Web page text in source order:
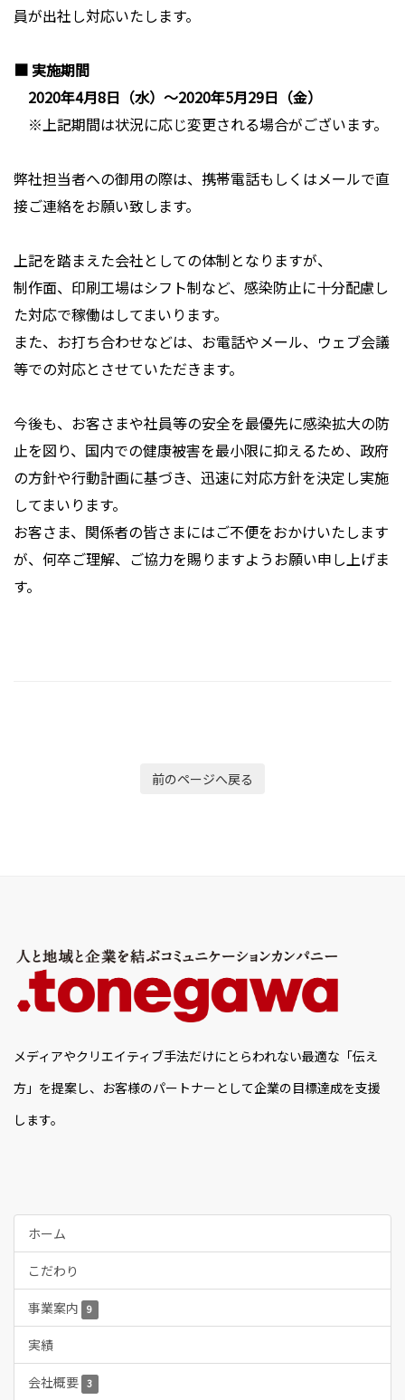
員が出社し対応いたします。
■ 実施期間
2020年4月8日（水）～2020年5月29日（金）
※上記期間は状況に応じ変更される場合がございます。
弊社担当者への御用の際は、携帯電話もしくはメールで直
接ご連絡をお願い致します。
上記を踏まえた会社としての体制となりますが、
制作面、印刷工場はシフト制など、感染防止に十分配慮し
た対応で稼働はしてまいります。
また、お打ち合わせなどは、お電話やメール、ウェブ会議
等での対応とさせていただきます。
今後も、お客さまや社員等の安全を最優先に感染拡大の防
止を図り、国内での健康被害を最小限に抑えるため、政府
の方針や行動計画に基づき、迅速に対応方針を決定し実施
してまいります。
お客さま、関係者の皆さまにはご不便をおかけいたします
が、何卒ご理解、ご協力を賜りますようお願い申し上げま
す。
前のページへ戻る
メディアやクリエイティブ手法だけにとらわれない最適な「伝え
方」を提案し、お客様のパートナーとして企業の目標達成を支援
します。
ホーム
こだわり
事業案内 9
実績
会社概要 3